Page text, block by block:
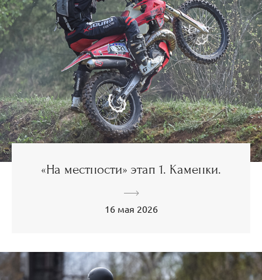
«На местности» этап 1. Каменки.
16 мая 2026